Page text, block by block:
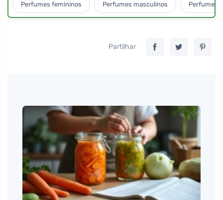
Perfumes femininos Perfumes masculinos Perfumes
Partilhar